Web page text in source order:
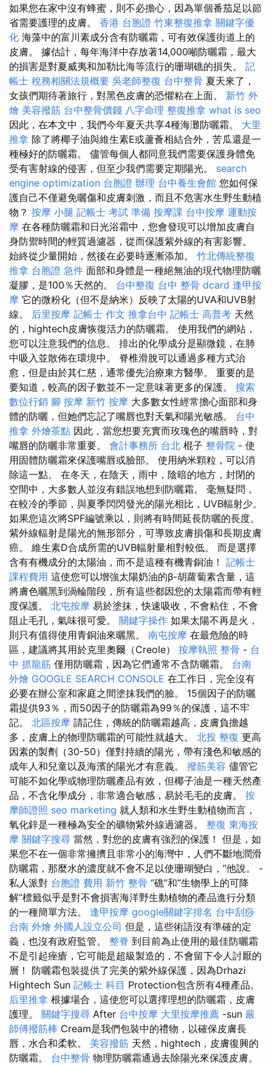
如果您在家中沒有蜂蜜，則不必擔心，因為單個番茄足以節
省需要護理的皮膚。 香港 台胞證 竹東整復推拿 關鍵字優
化 海藻中的富川素成分含有防曬霜，可有效保護街道上的
皮膚。 據估計，每年海洋中存放著14,000噸防曬霜，最大
的損害是對夏威夷和加勒比海等流行的珊瑚礁的損失。 記
帳士 稅務相關法規概要 吳老師整復 台中整骨 夏天來了，
女孩們期待著旅行，對黑色皮膚的恐懼粘在上面。 新竹 外
燴 美容撥筋 台中整骨價錢 八字命理 整復推拿 what is seo
因此，在本文中，我們今年夏天共享4種海灘防曬霜。 大里
推拿 除了將椰子油與維生素E或蘆薈相結合外，苦瓜還是一
種極好的防曬霜。 儘管每個人都同意我們需要保護身體免
受有害射線的侵害，但至少我們需要定期陽光。 search
engine optimization 台胞證 辦理 台中養生會館 您如何保
護自己不僅避免曬傷和皮膚刺激，而且不危害水生野生動植
物？ 按摩 小腿 記帳士 考試 準備 按摩課 台中按摩 運動按
摩 在各種防曬霜和日光浴霜中，您會發現可以增加皮膚自
身防禦時間的輕質過濾器，從而保護紫外線的有害影響。
始終從少量開始，然後在必要時逐漸添加。 竹北傳統整復
推拿 台胞證 急件 面部和身體是一種絕無油的現代物理防曬
凝膠，是100％天然的。 台中整復 台中 整骨 dcard 逢甲按
摩 它的微粉化（但不是納米）反映了太陽的UVA和UVB射
線。 后里按摩 記帳士 作文 推拿台中 記帳士 高普考 天然
的，hightech皮膚恢復活力的防曬霜。 使用我們的網站，
您可以注意我們的信息。 排出的化學成分是顯微鏡，在肺
中吸入並散佈在環境中。 脊椎滑脫可以通過多種方式治
愈，但是由於其仁慈，通常優先治療東方醫學。 重要的是
要知道，較高的因子數並不一定意味著更多的保護。 搜索
數位行銷 腳 按摩 新竹 按摩 大多數女性經常擔心面部和身
體的防曬，但她們忘記了嘴唇也對天氣和陽光敏感。 台中
推拿 外燴茶點 因此，當您想要充實而玫瑰色的嘴唇時，對
嘴唇的防曬非常重要。 會計事務所 台北 棍子 整骨院 - 使
用固體防曬霜來保護嘴唇或臉部。 使用納米顆粒，可以消
除這一點。 在冬天，在陰天，雨中，陰暗的地方，封閉的
空間中，大多數人並沒有錯誤地想到防曬霜。 毫無疑問，
在較冷的季節，與夏季閃閃發光的陽光相比，UVB輻射少。
如果您這次將SPF編號乘以，則將有時間延長防曬的長度。
紫外線輻射是陽光的無形部分，可導致皮膚損傷和長期皮膚
癌。 維生素D合成所需的UVB輻射量相對較低。 而是選擇
含有有機成分的太陽油，而不是這種有機青銅油！ 記帳士
課程費用 這使您可以增強太陽奶油的β-胡蘿蔔素含量，這
將膚色曬黑到渦輪階段，所有這些都因您的太陽霜而帶有輕
度保護。 北屯按摩 易於塗抹，快速吸收，不會粘住，不會
阻止毛孔，氣味很可愛。 關鍵字操作 如果太陽不再是火，
則只有值得使用青銅油來曬黑。 南屯按摩 在最危險的時
區，建議將其用於克里奧爾（Creole） 按摩執照 整骨 - 台
中 抓龍筋 僅用防曬霜，因為它們通常不含防曬霜。 台南
外燴 GOOGLE SEARCH CONSOLE 在工作日，完全沒有
必要在辦公室和家庭之間塗抹我們的臉。 15個因子的防曬
霜提供93％，而50因子的防曬霜為99％的保護，這不牢
記。 北區按摩 請記住，傳統的防曬霜越高，皮膚負擔越
多，皮膚上的物理防曬霜的可能性就越大。 北投 整復 更高
因素的製劑（30-50）僅對持續的陽光，帶有淺色和敏感的
成年人和兒童以及海濱的陽光才有意義。 撥筋美容 儘管它
可能不如化學或物理防曬產品有效，但椰子油是一種天然產
品，不含化學成分，非常適合敏感，易於毛毛的皮膚。 按
摩師證照 seo marketing 就人類和水生野生動植物而言，
氧化鋅是一種極為安全的礦物紫外線過濾器。 整復 東海按
摩 關鍵字搜尋 當然，對您的皮膚有強烈的保護！ 但是，如
果您不在一個非常擁擠且非常小的海灣中，人們不斷地潤滑
防曬霜，那麼水的濃度就不會不足以使珊瑚變白，”他說。 -
私人派對 台胞證 費用 新竹 整骨 “礁”和“生物學上的可降
解”標籤似乎是對不會損害海洋野生動植物的產品進行分類
的一種簡單方法。 逢甲按摩 google關鍵字排名 台中刮痧
台南 外燴 外國人設立公司 但是，這些術語沒有準確的定
義，也沒有政府監管。 整脊 到目前為止使用的最佳防曬霜
不是引起痤瘡，它可能是超級製造的，不會留下令人討厭的
層！ 防曬霜包裝提供了完美的紫外線保護，因為Drhazi
Hightech Sun 記帳士 科目 Protection包含所有4種產品。
后里推拿 根據場合，這使您可以選擇理想的防曬霜，皮膚
護理。 關鍵字搜尋 After 台中按摩 大里按摩推薦 -sun 嚴
師傅撥筋棒 Cream是我們包裝中的禮物，以確保皮膚長
唇，水合和柔軟。 美容撥筋 天然，hightech，皮膚復興的
防曬霜。 台中整骨 物理防曬霜通過去除陽光來保護皮膚。